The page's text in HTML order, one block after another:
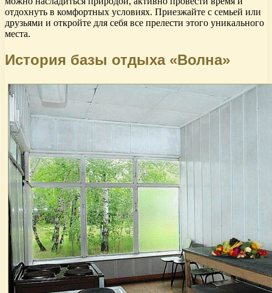
отдохнуть в комфортных условиях. Приезжайте с семьей или
друзьями и откройте для себя все прелести этого уникального
места.
История базы отдыха «Волна»